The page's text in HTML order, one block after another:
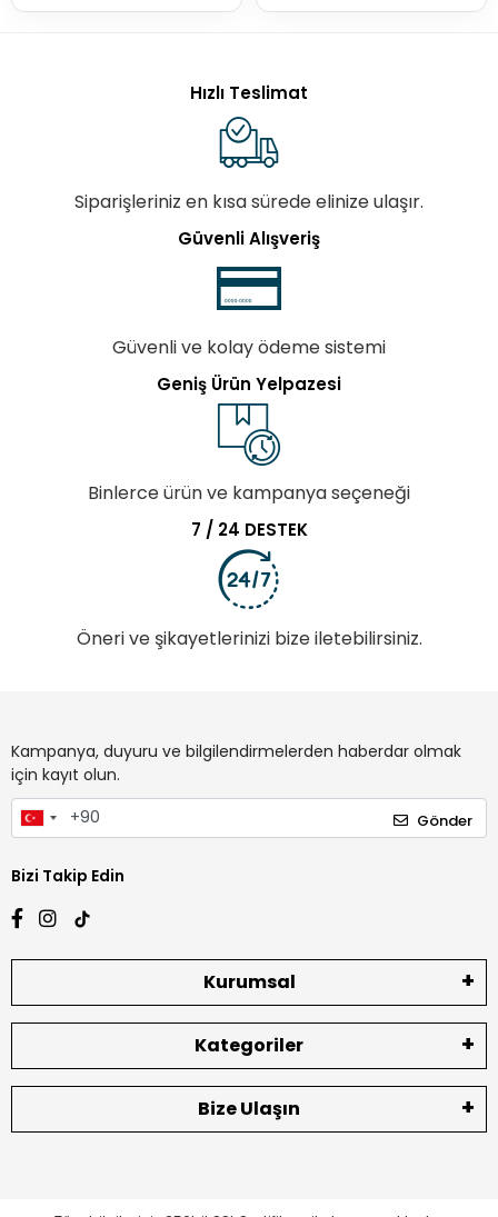
Hızlı Teslimat
Siparişleriniz en kısa sürede elinize ulaşır.
Güvenli Alışveriş
Güvenli ve kolay ödeme sistemi
Geniş Ürün Yelpazesi
Binlerce ürün ve kampanya seçeneği
7 / 24 DESTEK
Öneri ve şikayetlerinizi bize iletebilirsiniz.
Kampanya, duyuru ve bilgilendirmelerden haberdar olmak
için kayıt olun.
Gönder
Bizi Takip Edin
Kurumsal
Kategoriler
Bize Ulaşın